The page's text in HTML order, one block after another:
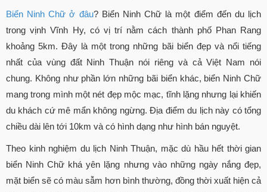
Biển Ninh Chữ ở đâu? Biển Ninh Chữ là một điểm đến du lịch
trong vịnh Vĩnh Hy, có vị trí nằm cách thành phố Phan Rang
khoảng 5km. Đây là một trong những bãi biển đẹp và nổi tiếng
nhất của vùng đất Ninh Thuận nói riêng và cả Việt Nam nói
chung. Không như phần lớn những bãi biển khác, biển Ninh Chữ
mang trong mình một nét đẹp mộc mạc, tĩnh lặng nhưng lại khiến
du khách cứ mê mẩn không ngừng. Địa điểm du lịch này có tổng
chiều dài lên tới 10km và có hình dạng như hình bán nguyệt.
Theo kinh nghiệm du lịch Ninh Thuận, mặc dù hầu hết thời gian
biển Ninh Chữ khá yên lặng nhưng vào những ngày nắng đẹp,
mặt biển sẽ có màu sẫm hơn bình thường, đồng thời xuất hiện cả